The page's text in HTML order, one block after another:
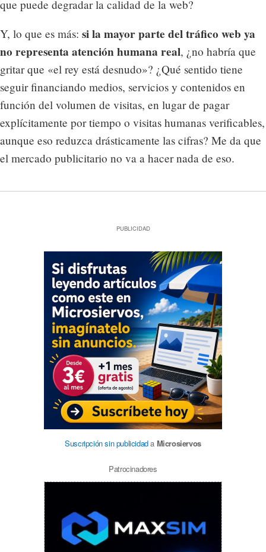
que puede degradar la calidad de la web?
Y, lo que es más: si la mayor parte del tráfico web ya
no representa atención humana real, ¿no habría que
gritar que «el rey está desnudo»? ¿Qué sentido tiene
seguir financiando medios, servicios y contenidos en
función del volumen de visitas, en lugar de pagar
explícitamente por tiempo o visitas humanas verificables,
aunque eso reduzca drásticamente las cifras? Me da que
el mercado publicitario no va a hacer nada de eso.
PUBLICIDAD
Suscripción sin publicidada Microsiervos
Patrocinadores